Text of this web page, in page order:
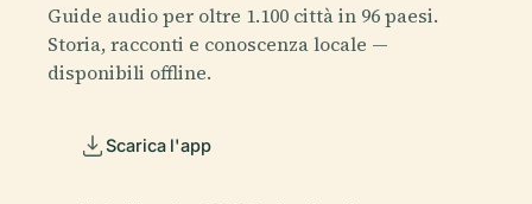
Guide audio per oltre 1.100 città in 96 paesi.
Storia, racconti e conoscenza locale —
disponibili offline.
Scarica l'app